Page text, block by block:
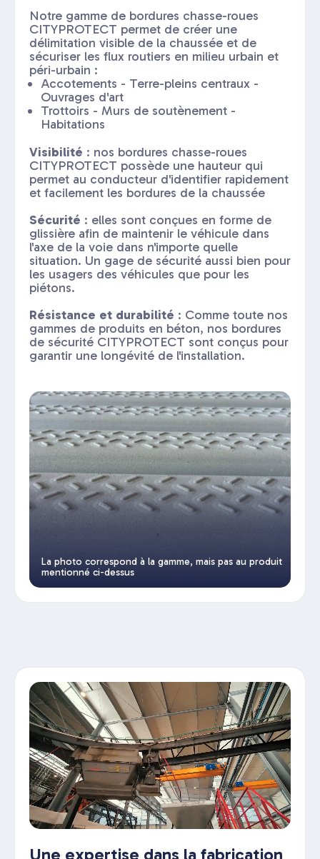
Notre gamme de bordures chasse-roues
CITYPROTECT permet de créer une
délimitation visible de la chaussée et de
sécuriser les flux routiers en milieu urbain et
péri-urbain :
Accotements - Terre-pleins centraux -
Ouvrages d'art
Trottoirs - Murs de soutènement -
Habitations
Visibilité : nos bordures chasse-roues
CITYPROTECT possède une hauteur qui
permet au conducteur d'identifier rapidement
et facilement les bordures de la chaussée
Sécurité : elles sont conçues en forme de
glissière afin de maintenir le véhicule dans
l'axe de la voie dans n'importe quelle
situation. Un gage de sécurité aussi bien pour
les usagers des véhicules que pour les
piétons.
Résistance et durabilité : Comme toute nos
gammes de produits en béton, nos bordures
de sécurité CITYPROTECT sont conçus pour
garantir une longévité de l'installation.
La photo correspond à la gamme, mais pas au produit
mentionné ci-dessus
Une expertise dans la fabrication